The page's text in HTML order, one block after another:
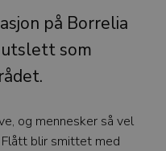
på Borrelia
som
og mennesker så vel
blir smittet med